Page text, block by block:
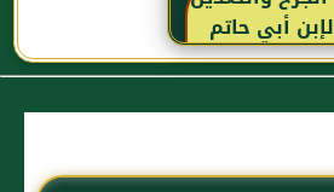
للإمام النووي
رحمهم الله تعالى
لإبن أبي حاتم